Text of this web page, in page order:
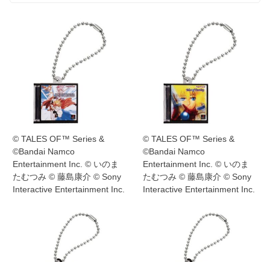
© TALES OF™ Series &
©Bandai Namco
Entertainment Inc. © いのま
たむつみ © 藤島康介 © Sony
Interactive Entertainment Inc.
© TALES OF™ Series &
©Bandai Namco
Entertainment Inc. © いのま
たむつみ © 藤島康介 © Sony
Interactive Entertainment Inc.